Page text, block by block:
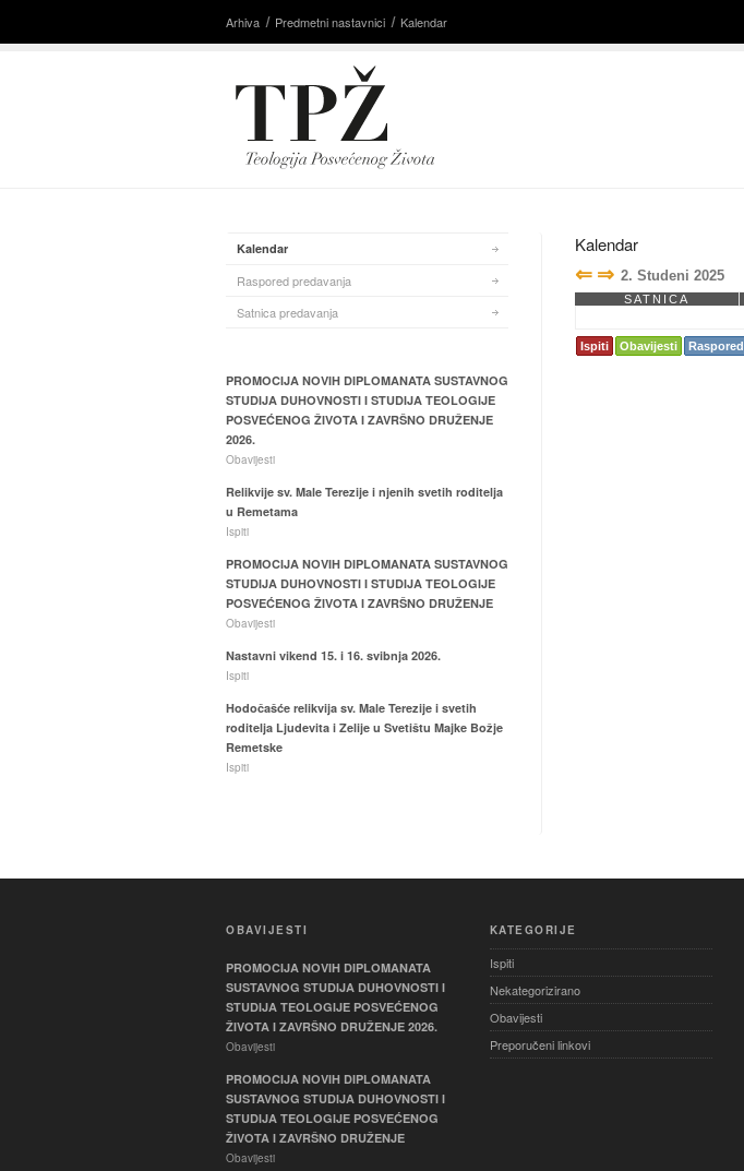
Arhiva Predmetni nastavnici Kalendar
Kalendar
⇐ ⇒ 2. Studeni 2025
SATNICA
Ispiti Obavijesti Raspored
Kalendar
Raspored predavanja
Satnica predavanja
PROMOCIJA NOVIH DIPLOMANATA SUSTAVNOG
STUDIJA DUHOVNOSTI I STUDIJA TEOLOGIJE
POSVEĆENOG ŽIVOTA I ZAVRŠNO DRUŽENJE
2026.
Obavijesti
Relikvije sv. Male Terezije i njenih svetih roditelja
u Remetama
Ispiti
PROMOCIJA NOVIH DIPLOMANATA SUSTAVNOG
STUDIJA DUHOVNOSTI I STUDIJA TEOLOGIJE
POSVEĆENOG ŽIVOTA I ZAVRŠNO DRUŽENJE
Obavijesti
Nastavni vikend 15. i 16. svibnja 2026.
Ispiti
Hodočašće relikvija sv. Male Terezije i svetih
roditelja Ljudevita i Zelije u Svetištu Majke Božje
Remetske
Ispiti
OBAVIJESTI
PROMOCIJA NOVIH DIPLOMANATA
SUSTAVNOG STUDIJA DUHOVNOSTI I
STUDIJA TEOLOGIJE POSVEĆENOG
ŽIVOTA I ZAVRŠNO DRUŽENJE 2026.
Obavijesti
PROMOCIJA NOVIH DIPLOMANATA
SUSTAVNOG STUDIJA DUHOVNOSTI I
STUDIJA TEOLOGIJE POSVEĆENOG
ŽIVOTA I ZAVRŠNO DRUŽENJE
Obavijesti
KATEGORIJE
Ispiti
Nekategorizirano
Obavijesti
Preporučeni linkovi